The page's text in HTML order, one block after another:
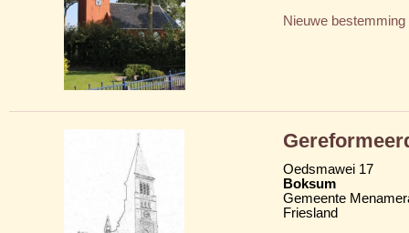
Nieuwe bestemming
Oedsmawei 17
Boksum
Gemeente
Friesland